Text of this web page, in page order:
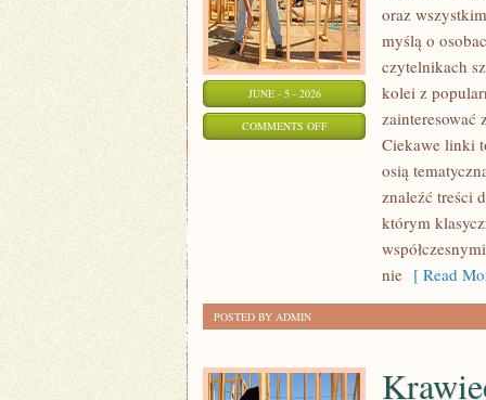
JUNE - 5 - 2026
COMMENTS OFFON
CIEKAWOSTKI
oraz
myślą o
czytelnikach
kolei z
zainteresować
Ciekawe linki
osią
znaleźć treści
którym
nie [ Read
POSTED BY ADMIN